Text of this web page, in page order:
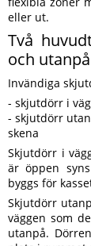
eller ut.
Två
och
Invändiga
- skjutdörr i
- skjutdörr
skena
Skjutdörr i
är öppen
byggs för
Skjutdörr
väggen som
utanpå.